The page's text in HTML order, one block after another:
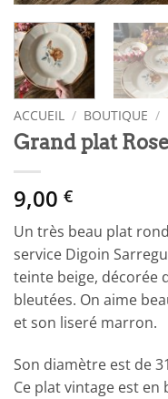
ACCUEIL / BOUTIQUE /
Grand plat
9,00 €
Un très beau plat
service Digoin
teinte beige, décorée
bleutées. On aime
et son liseré marron.
Son diamètre est de
Ce plat vintage est